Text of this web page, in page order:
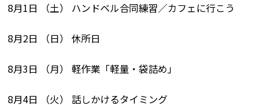
8月1日 （土） ハンドベル合同練習／カフェに行こう
8月2日 （日） 休所日
8月3日 （月） 軽作業「軽量・袋詰め」
8月4日 （火） 話しかけるタイミング